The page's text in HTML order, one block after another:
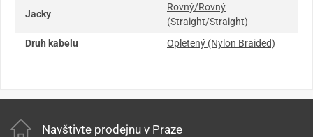
Jacky
Rovný/Rovný
(Straight/Straight)
Druh kabelu
Opletený (Nylon Braided)
Navštivte prodejnu v Praze